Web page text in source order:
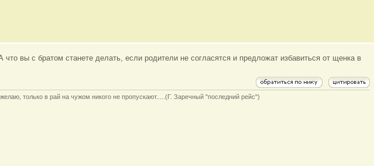
что вы с братом станете делать, если родители не согласятся и предложат избавиться от щенка в
только в рай на чужом никого не пропускают.....(Г. Заречный "последний рейс")